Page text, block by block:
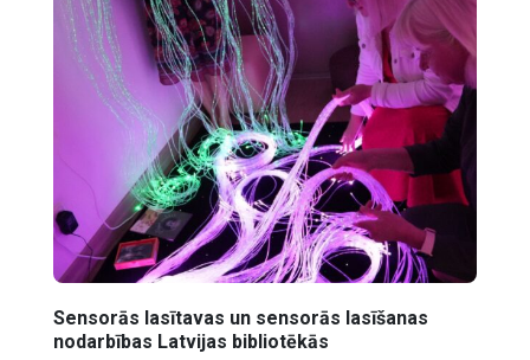
Sensorās lasītavas un sensorās lasīšanas
nodarbības Latvijas bibliotēkās